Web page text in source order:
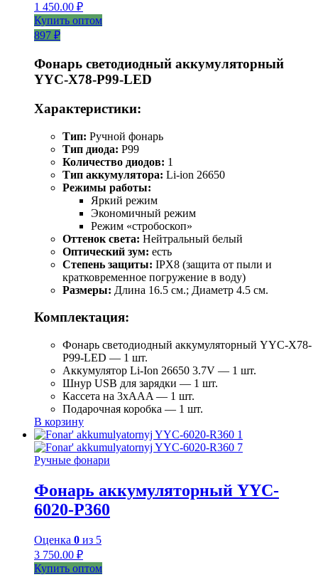
1 450.00 ₽
Купить оптом
897 ₽
Фонарь светодиодный аккумуляторный
YYC-Х78-Р99-LED
Характеристики:
Тип: Ручной фонарь
Тип диода: P99
Количество диодов: 1
Тип аккумулятора: Li-ion 26650
Режимы работы:
Яркий режим
Экономичный режим
Режим «стробоскоп»
Оттенок света: Нейтральный белый
Оптический зум: есть
Степень защиты: IPX8 (защита от пыли и
кратковременное погружение в воду)
Размеры: Длина 16.5 см.; Диаметр 4.5 см.
Комплектация:
Фонарь светодиодный аккумуляторный YYC-Х78-
Р99-LED — 1 шт.
Аккумулятор Li-Ion 26650 3.7V — 1 шт.
Шнур USB для зарядки — 1 шт.
Кассета на 3xAAA — 1 шт.
Подарочная коробка — 1 шт.
В корзину
Ручные фонари
Фонарь аккумуляторный YYC-
6020-Р360
Оценка 0 из 5
3 750.00 ₽
Купить оптом